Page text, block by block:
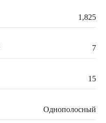
1,825
7
15
Однополосный